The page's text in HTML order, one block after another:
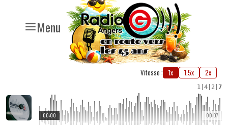
Menu
Vitesse : 1x 1.5x 2x
1 4 2 7
00:07
00:00